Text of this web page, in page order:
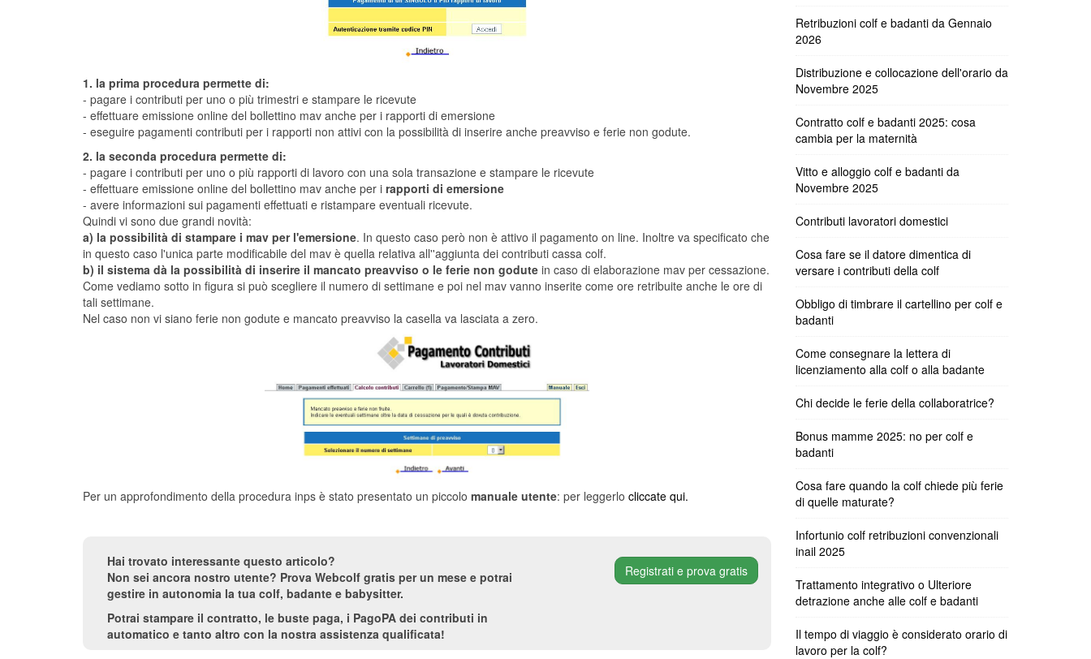
1. la prima procedura permette di:
- pagare i contributi per uno o più trimestri e stampare le ricevute
- effettuare emissione online del bollettino mav anche per i rapporti di emersione
- eseguire pagamenti contributi per i rapporti non attivi con la possibilità di inserire anche preavviso e ferie non godute.
2. la seconda procedura permette di:
- pagare i contributi per uno o più rapporti di lavoro con una sola transazione e stampare le ricevute
- effettuare emissione online del bollettino mav anche per i rapporti di emersione
- avere informazioni sui pagamenti effettuati e ristampare eventuali ricevute.
Quindi vi sono due grandi novità:
a) la possibilità di stampare i mav per l'emersione. In questo caso però non è attivo il pagamento on line. Inoltre va specificato che
in questo caso l'unica parte modificabile del mav è quella relativa all''aggiunta dei contributi cassa colf.
b) il sistema dà la possibilità di inserire il mancato preavviso o le ferie non godute in caso di elaborazione mav per cessazione.
Come vediamo sotto in figura si può scegliere il numero di settimane e poi nel mav vanno inserite come ore retribuite anche le ore di
tali settimane.
Nel caso non vi siano ferie non godute e mancato preavviso la casella va lasciata a zero.
Per un approfondimento della procedura inps è stato presentato un piccolo manuale utente: per leggerlo cliccate qui.
Hai trovato interessante questo articolo?
Non sei ancora nostro utente? Prova Webcolf gratis per un mese e potrai
gestire in autonomia la tua colf, badante e babysitter.
Potrai stampare il contratto, le buste paga, i PagoPA dei contributi in
automatico e tanto altro con la nostra assistenza qualificata!
Registrati e prova gratis
Retribuzioni colf e badanti da Gennaio
2026
Distribuzione e collocazione dell'orario da
Novembre 2025
Contratto colf e badanti 2025: cosa
cambia per la maternità
Vitto e alloggio colf e badanti da
Novembre 2025
Contributi lavoratori domestici
Cosa fare se il datore dimentica di
versare i contributi della colf
Obbligo di timbrare il cartellino per colf e
badanti
Come consegnare la lettera di
licenziamento alla colf o alla badante
Chi decide le ferie della collaboratrice?
Bonus mamme 2025: no per colf e
badanti
Cosa fare quando la colf chiede più ferie
di quelle maturate?
Infortunio colf retribuzioni convenzionali
inail 2025
Trattamento integrativo o Ulteriore
detrazione anche alle colf e badanti
Il tempo di viaggio è considerato orario di
lavoro per la colf?